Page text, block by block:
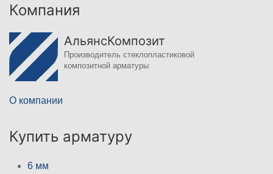
Компания
АльянсКомпозит
Производитель стеклопластиковой
композитной арматуры
О компании
Купить арматуру
6 мм